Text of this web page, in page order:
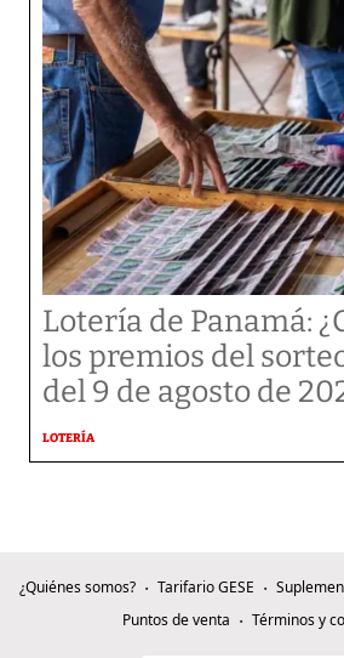
Lotería de Panamá:
los premios del
del 9 de agosto de
LOTERÍA
¿Quiénes somos? Tarifario GESE
Puntos de venta
Términos y